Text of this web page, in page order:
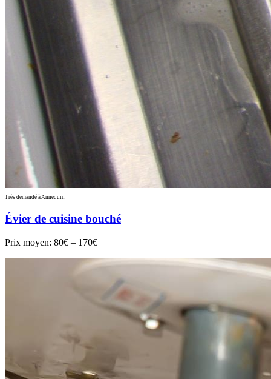
Très demandé à Annequin
Évier de cuisine bouché
Prix moyen: 80€ – 170€